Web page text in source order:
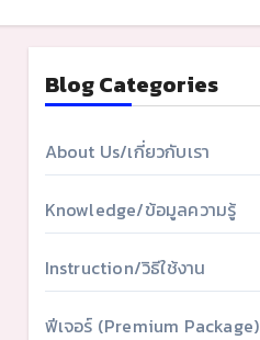
Blog Categories
About Us/เกี่ยวกับเรา
Knowledge/ข้อมูลความรู้
Instruction/วิธีใช้งาน
ฟีเจอร์ (Premium Package)